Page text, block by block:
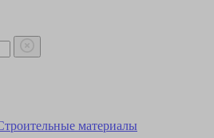
материалы